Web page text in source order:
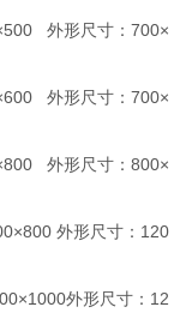
外形尺寸：700×
外形尺寸：700×
外形尺寸：800×
外形尺寸：120
外形尺寸：12